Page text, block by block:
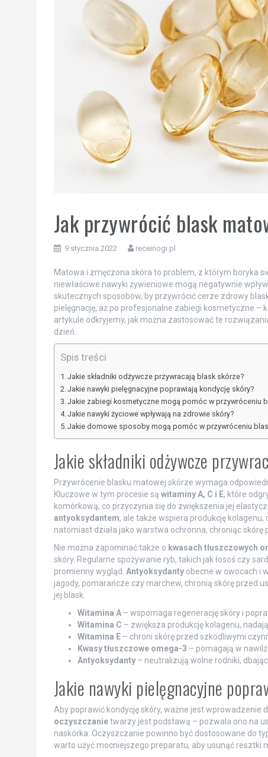
Jak przywrócić blask
9 stycznia 2022 receinogi.pl
Matowa i zmęczona skóra to problem, z którym boryka
niewłaściwe nawyki żywieniowe mogą negatywnie
skutecznych sposobów, by przywrócić cerze zdrowy
pielęgnację, aż po profesjonalne zabiegi kosmetyczne –
artykule odkryjemy, jak można zastosować te
dzień.
Spis treści
Jakie składniki odżywcze przywracają blask skórze?
Jakie nawyki pielęgnacyjne poprawiają kondycję skóry?
Jakie zabiegi kosmetyczne mogą pomóc w przywróceniu
Jakie nawyki życiowe wpływają na zdrowie skóry?
Jakie domowe sposoby mogą pomóc w przywróceniu
Jakie składniki odżywcze
Przywrócenie blasku matowej skórze wymaga
Kluczowe w tym procesie są witaminy A, C i E, które
komórkową, co przyczynia się do zwiększenia jej
antyoksydantem, ale także wspiera produkcję
natomiast działa jako warstwa ochronna, chroniąc
Nie można zapominać także o kwasach tłuszczowych
skóry. Regularne spożywanie ryb, takich jak łosoś czy
promienny wygląd. Antyoksydantyobecne w owocach i
jagody, pomarańcze czy marchew, chronią skórę przed
jej blask.
Witamina A– wspomaga regenerację skóry i
Witamina C – zwiększa produkcję kolagenu,
Witamina E– chroni skórę przed szkodliwymi
Kwasy tłuszczowe omega-3 – pomagają w
Antyoksydanty– neutralizują wolne rodniki, dbając
Jakie nawyki pielęgnacyjne
Aby poprawić kondycję skóry, ważne jest wprowadzenie
oczyszczanietwarzy jest podstawą – pozwala ono na
naskórka. Oczyszczanie powinno być dostosowane do
warto użyć mocniejszego preparatu, aby usunąć resztki